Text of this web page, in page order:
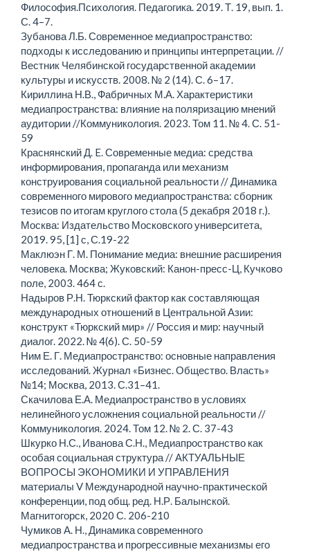
Философия.Психология. Педагогика. 2019. Т. 19, вып. 1.
С. 4–7.
Зубанова Л.Б. Современное медиапространство:
подходы к исследованию и принципы интерпретации. //
Вестник Челябинской государственной академии
культуры и искусств. 2008. № 2 (14). С. 6–17.
Кириллина Н.В., Фабричных М.А. Характеристики
медиапространства: влияние на поляризацию мнений
аудитории //Коммуникология. 2023. Том 11. № 4. С. 51-
59
Краснянский Д. E. Современные медиа: средства
информирования, пропаганда или механизм
конструирования социальной реальности // Динамика
современного мирового медиапространства: сборник
тезисов по итогам круглого стола (5 декабря 2018 г.).
Москва: Издательство Московского университета,
2019. 95, [1] с, С.19-22
Маклюэн Г. М. Понимание медиа: внешние расширения
человека. Москва; Жуковский: Канон-пресс-Ц, Кучково
поле, 2003. 464 с.
Надыров Р.Н. Тюркский фактор как составляющая
международных отношений в Центральной Азии:
конструкт «Тюркский мир» // Россия и мир: научный
диалог. 2022. № 4(6). С. 50-59
Ним Е. Г. Медиапространство: основные направления
исследований. Журнал «Бизнес. Общество. Власть»
№14; Москва, 2013. С.31–41.
Скачилова Е.А. Медиапространство в условиях
нелинейного усложнения социальной реальности //
Коммуникология. 2024. Том 12. № 2. С. 37-43
Шкурко Н.С., Иванова С.Н., Медиапространство как
особая социальная структура // АКТУАЛЬНЫЕ
ВОПРОСЫ ЭКОНОМИКИ И УПРАВЛЕНИЯ
материалы V Международной научно-практической
конференции, под общ. ред. Н.Р. Балынской.
Магнитогорск, 2020 С. 206-210
Чумиков А. Н., Динамика современного
медиапространства и прогрессивные механизмы его